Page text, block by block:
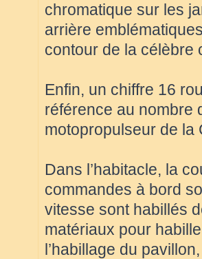
chromatique sur les
arrière
contour de la célèbre
Enfin, un chiffre 16
référence au nombre
motopropulseur de la
Dans l’habitacle, la
commandes à bord
vitesse sont habillés
matériaux pour
l’habillage du